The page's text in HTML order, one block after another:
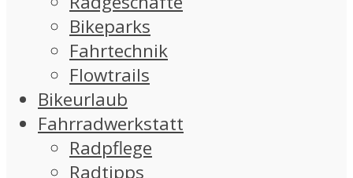
Bikeparks
Fahrtechnik
Flowtrails
Bikeurlaub
Fahrradwerkstatt
Radpflege
Radtipps